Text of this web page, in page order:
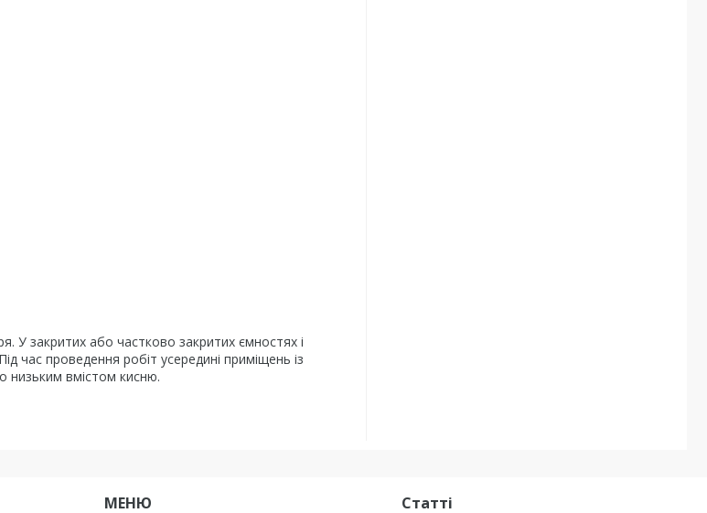
У закритих або частково закритих ємностях і
час проведення робіт усередині приміщень із
низьким вмістом кисню.
МЕНЮ Статті